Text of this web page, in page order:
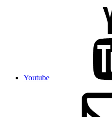
Youtube